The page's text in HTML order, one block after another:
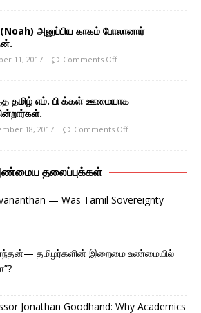
அனுப்பிய காகம் போலானார்
11, 2017 Comments Off
தமிழ் எம். பி க்கள் ஊமையாக
18, 2017 Comments Off
தலைப்புக்கள்
— Was Tamil Sovereignty
தமிழர்களின் இறைமை உண்மையில்
Jonathan Goodhand: Why Academics